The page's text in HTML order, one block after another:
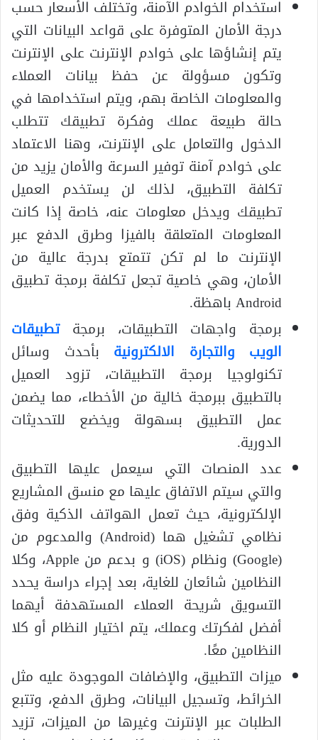
استخدام الخوادم الآمنة، وتختلف الأسعار حسب
درجة الأمان المتوفرة على قواعد البيانات التي
يتم إنشاؤها على خوادم الإنترنت على الإنترنت
وتكون مسؤولة عن حفظ بيانات العملاء
والمعلومات الخاصة بهم، ويتم استخدامها في
حالة طبيعة عملك وفكرة تطبيقك تتطلب
الدخول والتعامل على الإنترنت، وهنا الاعتماد
على خوادم آمنة توفير السرعة والأمان يزيد من
تكلفة التطبيق، لذلك لن يستخدم العميل
تطبيقك ويدخل معلومات عنه، خاصة إذا كانت
المعلومات المتعلقة بالفيزا وطرق الدفع عبر
الإنترنت ما لم تكن تتمتع بدرجة عالية من
الأمان، وهي خاصية تجعل تكلفة برمجة تطبيق
Android باهظة.
برمجة واجهات التطبيقات، برمجةتطبيقات
الويب والتجارة الالكترونية بأحدث وسائل
تكنولوجيا برمجة التطبيقات، تزود العميل
بالتطبيق ببرمجة خالية من الأخطاء، مما يضمن
عمل التطبيق بسهولة ويخضع للتحديثات
الدورية.
عدد المنصات التي سيعمل عليها التطبيق
والتي سيتم الاتفاق عليها مع منسق المشاريع
الإلكترونية، حيث تعمل الهواتف الذكية وفق
نظامي تشغيل هما (Android) والمدعوم من
(Google) ونظام (iOS) و بدعم من Apple، وكلا
النظامين شائعان للغاية، بعد إجراء دراسة يحدد
التسويق شريحة العملاء المستهدفة أيهما
أفضل لفكرتك وعملك، يتم اختيار النظام أو كلا
النظامين معًا.
ميزات التطبيق، والإضافات الموجودة عليه مثل
الخرائط، وتسجيل البيانات، وطرق الدفع، وتتبع
الطلبات عبر الإنترنت وغيرها من الميزات، تزيد